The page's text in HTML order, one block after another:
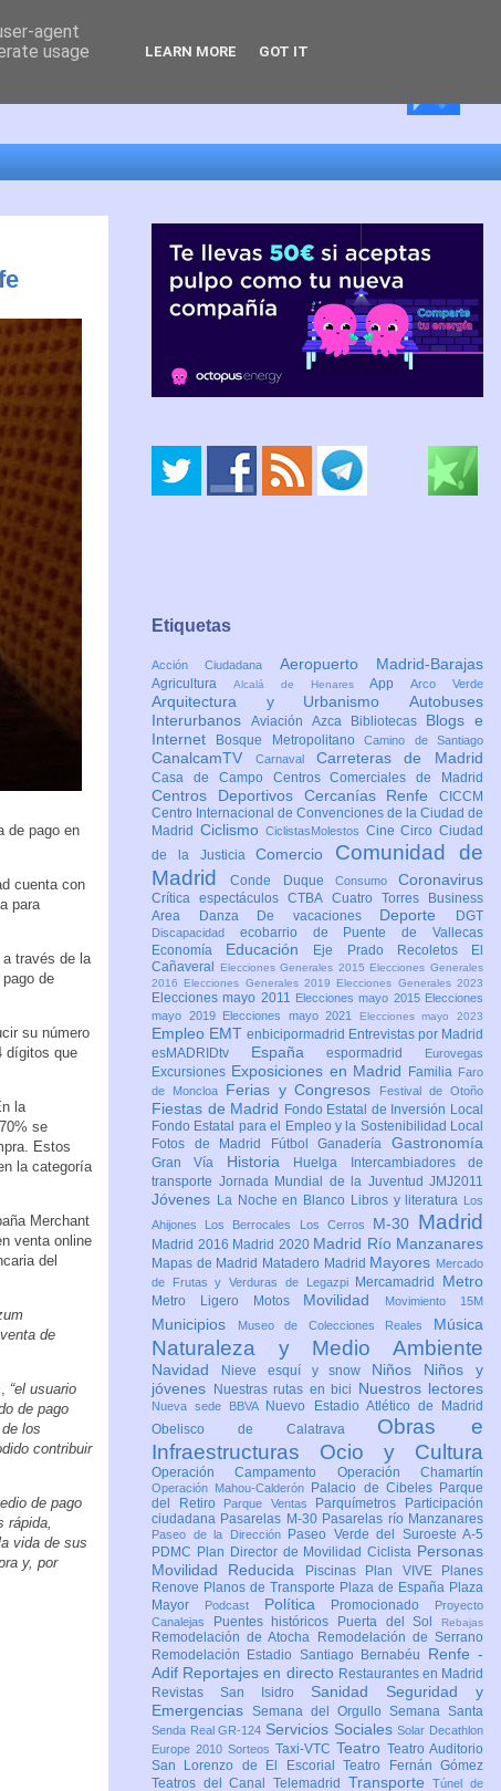
de pago en
cuenta con
para
través de la
de
su número
dígitos que
la
se
Estos
la categoría
Merchant
venta online
del
de
“el usuario
de pago
los
contribuir
de pago
rápida,
vida de sus
y, por
Etiquetas
Acción Ciudadana Aeropuerto Madrid-Barajas
Agricultura Alcalá de HenaresAppArco Verde
Arquitectura y Urbanismo Autobuses
Interurbanos Aviación Azca Bibliotecas Blogs e
Internet
Bosque MetropolitanoCamino de Santiago
CanalcamTV Carnaval Carreteras de Madrid
Casa de Campo Centros Comerciales de Madrid
Centros Deportivos Cercanías Renfe CICCM
Centro Internacional de Convenciones de la Ciudad de
Madrid CiclismoCiclistasMolestos CineCircoCiudad
de la JusticiaComercio Comunidad de
MadridConde Duque Consumo Coronavirus
Crítica espectáculosCTBA Cuatro Torres Business
Area
Danza De vacaciones Deporte DGT
Discapacidad ecobarrio de Puente de Vallecas
Economía Educación Eje Prado Recoletos
El
Cañaveral
Elecciones Generales 2015 Elecciones Generales
2016 Elecciones Generales 2019 Elecciones Generales 2023
Elecciones mayo 2011 Elecciones mayo 2015 Elecciones
mayo 2019
Elecciones mayo 2021 Elecciones mayo 2023
Empleo EMT enbicipormadrid Entrevistas por Madrid
esMADRIDtv Españaespormadrid Eurovegas
Excursiones Exposiciones en Madrid Familia Faro
de Moncloa
Ferias y Congresos Festival de Otoño
Fiestas de Madrid Fondo Estatal de Inversión Local
Fondo Estatal para el Empleo y la Sostenibilidad Local
Fotos de Madrid
FútbolGanaderíaGastronomía
Gran Vía Historia Huelga
Intercambiadores de
transporte Jornada Mundial de la Juventud JMJ2011
Jóvenes La Noche en Blanco Libros y literatura
Los
Ahijones
Los Berrocales Los Cerros M-30 Madrid
Madrid 2016 Madrid 2020 Madrid Río Manzanares
Mapas de Madrid Matadero Madrid Mayores Mercado
de Frutas y Verduras de Legazpi
Mercamadrid Metro
Metro Ligero Motos Movilidad Movimiento 15M
Municipios Museo de Colecciones Reales Música
Naturaleza y Medio Ambiente
Navidad Nieve esquí y snow Niños Niños y
jóvenes
Nuestras rutas en bici Nuestros lectores
Nueva sede BBVA
Nuevo Estadio Atlético de Madrid
Obelisco de Calatrava Obras e
Infraestructuras Ocio y Cultura
Operación Campamento Operación Chamartín
Operación Mahou-Calderón Palacio de Cibeles Parque
del Retiro
Parque Ventas Parquímetros
Participación
ciudadana Pasarelas M-30 Pasarelas río Manzanares
Paseo de la Dirección
Paseo Verde del Suroeste A-5
PDMC Plan Director de Movilidad Ciclista Personas
Movilidad Reducida
Piscinas Plan VIVE
Planes
Renove Planos de Transporte Plaza de España Plaza
Mayor
Podcast Política Promocionado
Proyecto
Canalejas
Puentes históricos Puerta del Sol Rebajas
Remodelación de Atocha
Remodelación de Serrano
Remodelación Estadio Santiago Bernabéu Renfe -
Adif Reportajes en directo Restaurantes en Madrid
Revistas San Isidro Sanidad Seguridad y
Emergencias Semana del Orgullo Semana Santa
Senda Real GR-124 Servicios SocialesSolar Decathlon
Europe 2010 Sorteos Taxi-VTC Teatro Teatro Auditorio
San Lorenzo de El EscorialTeatro Fernán Gómez
Teatros del Canal Telemadrid TransporteTúnel de
agent
usage
LEARN MORE GOT IT